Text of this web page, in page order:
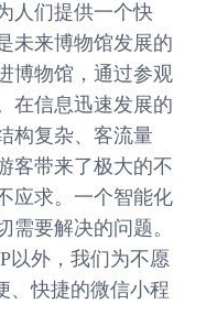
人们提供一个快
未来博物馆发展的
博物馆，通过参观
在信息迅速发展的
构复杂、客流量
客带来了极大的不
应求。一个智能化
需要解决的问题。
以外，我们为不愿
、快捷的微信小程